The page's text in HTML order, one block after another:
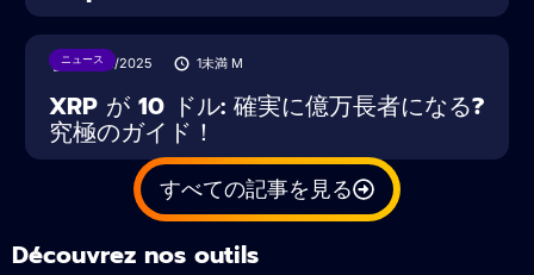
ニュース
22/02/2025 1未満 M
XRP が 10 ドル: 確実に億万長者になる?
究極のガイド！
すべての記事を見る
Découvrez nos outils